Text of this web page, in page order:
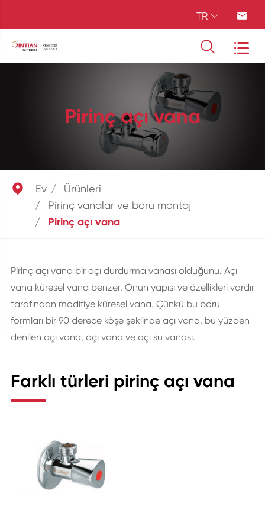
TR  
 
Pirinç açı vana
 Ev
Ürünleri
Pirinç vanalar ve boru montaj
Pirinç açı vana
Pirinç açı vana bir açı durdurma vanası olduğunu. Açı
vana küresel vana benzer. Onun yapısı ve özellikleri vardır
tarafından modifiye küresel vana. Çünkü bu boru
formları bir 90 derece köşe şeklinde açı vana, bu yüzden
denilen açı vana, açı vana ve açı su vanası.
Farklı türleri pirinç açı vana